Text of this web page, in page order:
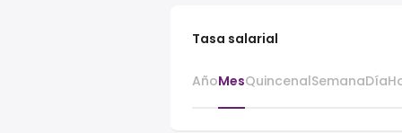
Tasa salarial
AñoMesQuincenalSemanaDía